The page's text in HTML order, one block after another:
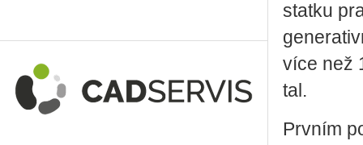
stat­ku
více než
tal.
Prv­ním